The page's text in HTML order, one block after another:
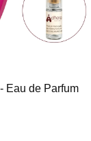
Eau de Parfum